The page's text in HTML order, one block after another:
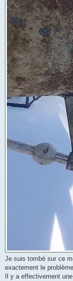
Je suis tombé sur ce
exactement le
Il y a effectivement